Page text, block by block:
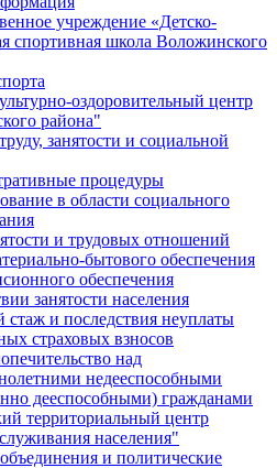
учреждение «Детско-
спортивная школа Воложинского
оздоровительный центр
района"
занятости и социальной
процедуры
в области социального
и трудовых отношений
бытового обеспечения
обеспечения
занятости населения
стаж и последствия неуплаты
страховых взносов
над
недееспособными
дееспособными) гражданами
территориальный центр
населения"
и политические